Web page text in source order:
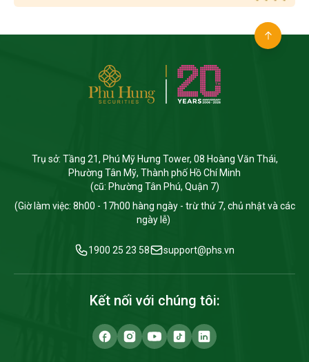
Trụ sở: Tầng 21, Phú Mỹ Hưng Tower, 08 Hoàng Văn Thái,
Phường Tân Mỹ, Thành phố Hồ Chí Minh
(cũ: Phường Tân Phú, Quận 7)
(Giờ làm việc: 8h00 - 17h00 hàng ngày - trừ thứ 7, chủ nhật và các
ngày lễ)
1900 25 23 58 support@phs.vn
Kết nối với chúng tôi: